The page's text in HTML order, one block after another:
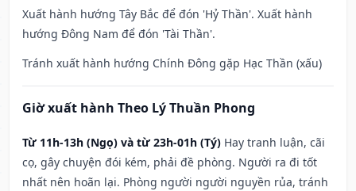
Xuất hành hướng Tây Bắc để đón 'Hỷ Thần'. Xuất hành
hướng Đông Nam để đón 'Tài Thần'.
Tránh xuất hành hướng Chính Đông gặp Hạc Thần (xấu)
Giờ xuất hành Theo Lý Thuần Phong
Từ 11h-13h (Ngọ) và từ 23h-01h (Tý) Hay tranh luận, cãi
cọ, gây chuyện đói kém, phải đề phòng. Người ra đi tốt
nhất nên hoãn lại. Phòng người người nguyền rủa, tránh